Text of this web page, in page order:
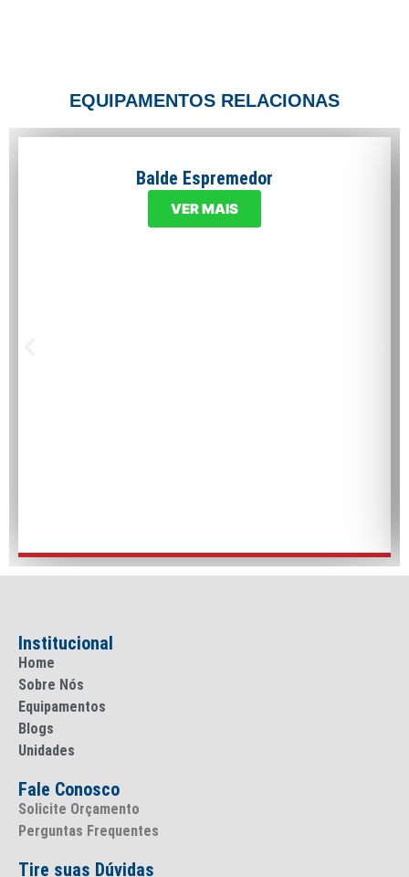
EQUIPAMENTOS RELACIONAS
Balde Espremedor
VER MAIS
Institucional
Home
Sobre Nós
Equipamentos
Blogs
Unidades
Fale Conosco
Solicite Orçamento
Perguntas Frequentes
Tire suas Dúvidas